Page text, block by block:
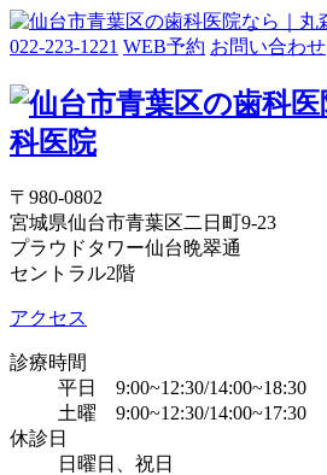
022-223-1221 WEB予約 お問い合わせ
〒980-0802
宮城県仙台市青葉区二日町9-23
プラウドタワー仙台晩翠通
セントラル2階
アクセス
診療時間
平日 9:00~12:30/14:00~18:30
土曜 9:00~12:30/14:00~17:30
休診日
日曜日、祝日